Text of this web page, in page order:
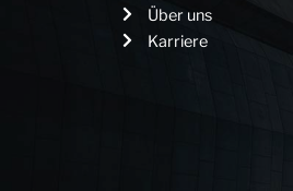
Über uns
Karriere